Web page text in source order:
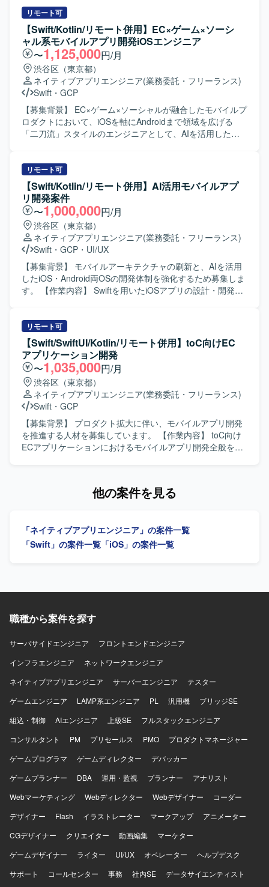
後続工程まで広く関わっていただけます。業務系モバイル
アプリや位置情報・写真登録などの機能を通じて、現場業
務の効率化や安全性向上に貢献できる点が魅力です。今
後、AI開発支援ツールを活用した開発手法の検討にも関与
いただける可能性があります。 【開発環境】
iOS（iPhone）向けアプリケーション開発環境を想定してお
り、Swiftを用いた開発を行います。バックエンドではJava
／Spring Boot、フロントエンドではReact等の技術スタッ
クと連携する想定です。また、AI開発支援ツールの活用を
検討している環境です。
装、テストまで一連の工程をご担当いただきます。また、
開発に関連する各種ドキュメントの作成も実施いただきま
す。 【求める人物像】 モバイルアプリ開発において主体的
に設計から実装、テストまで対応できる方を求めておりま
す。関係者とコミュニケーションを取りながら、品質とユ
ーザビリティを意識した開発ができる方を歓迎いたしま
す。 【ポジションの魅力】 金融系ネットバンキングサービ
スの開発に関わることで、大規模なユーザーを持つサービ
スのモバイルアプリ開発経験を積むことができます。
iOS/Androidいずれかの専門性を活かしつつ、金融ドメイン
の知見も深めていただけます。 【開発環境】 iOS/Android
リモート可
【Swift/Kotlin/リモート併用】EC×ゲーム×ソーシ
ャル系モバイルアプリ開発iOSエンジニア
〜1,125,000円/月
渋谷区（東京都）
ネイティブアプリエンジニア(業務委託・フリーランス)
Swift ・ GCP
【募集背景】 EC×ゲーム×ソーシャルが融合したモバイルプ
ロダクトにおいて、iOSを軸にAndroidまで領域を広げる
「二刀流」スタイルのエンジニアとして、AIを活用した開
QA）に加わり、仕様検討からリリース・効果分析まで一貫
してご担当いただきます。Swiftを用いたiOSアプリの設計・
開発・保守・運用を中心に、SwiftUIによるUI実装やアーキ
テクチャ設計を含めた実装・運用全般を担っていただきま
す。あわせて、Kotlinを用いたAndroidアプリ開発にも関与
し、Jetpack ComposeによるUI実装など、iOS側の知見を活
かした両OSでの開発を行っていただきます。Claudeなどの
AIツールを活用しながら実装計画の策定、コード生成、レ
ビューの効率化を進め、モバイルアーキテクチャの設計や
ドメイン分離による開発並列性向上に向けた刷新を推進し
ていただきます。また、PdM・デザイナーと連携しつつ、
す。 【求める人物像】 プロダクトのミッションやバリュー
に共感し、EC体験の可能性に興味をお持ちの方を求めてい
ます。変化の大きい環境の中でも挑戦を楽しみ、ソフトウ
ェアを軸に大きなチャレンジをしたいと考えている方にマ
ッチします。事業や顧客に近い距離で数値やユーザーの声
を捉えながら、主体的に開発をリードしていける方を歓迎
します。 【ポジションの魅力】 少数精鋭のチームにおい
て、自ら設計したモバイルアーキテクチャの上でプロダク
トが動く手触りを持ちながら開発できる環境です。AI活用
を前提としたiOS・Android両OSの「二刀流」開発プロセス
を自ら設計し、AI時代のモバイル開発の在り方を実践しな
の技術力を大きく高めていただけます。 【開発環境】
Android Architecture ComponentsやMVVMなどのアーキテ
クチャを活用し、XcodeおよびAndroid Studio上で開発を進
よる構成管理、CrashlyticsやCloud Monitoringなどのモニタ
AutifyによるQA自動化、ClaudeやGitHub CopilotなどのAIツ
ール群、GitHub・Slack・Notion・Figmaを組み合わせたモ
ダンな開発環境で、アジャイル開発を実践しています。
リモート可
【Swift/Kotlin/リモート併用】AI活用モバイルアプ
リ開発案件
〜1,000,000円/月
渋谷区（東京都）
ネイティブアプリエンジニア(業務委託・フリーランス)
Swift ・ GCP ・ UI/UX
【募集背景】 モバイルアーキテクチャの刷新と、AIを活用
したiOS・Android両OSの開発体制を強化するため募集しま
す。 【作業内容】 Swiftを用いたiOSアプリの設計・開発・
ード生成・レビューの効率化を行います。要件定義からリ
リース、効果分析まで一貫して担当し、モバイルアーキテ
クチャの設計・刷新も推進します。 【求める人物像】 プロ
ダクトの価値向上に向けて、オーナーシップを持ち挑戦を
続けられる方を求めています。変化の速い環境で、チーム
と連携しながら成果創出に取り組める方に適したポジショ
ンです。 【ポジションの魅力】 モバイルアーキテクチャの
設計や技術選定に深く関与できます。AIを活用したiOS・
Android両OSの開発プロセスを構築し、複雑なEC・ゲー
ム・ソーシャル領域における高難度な技術課題に取り組め
ます。 【開発環境】 Swift、Kotlin、Go、SwiftUI、Jetpack
リモート可
【Swift/SwiftUI/Kotlin/リモート併用】toC向けEC
アプリケーション開発
〜1,035,000円/月
渋谷区（東京都）
ネイティブアプリエンジニア(業務委託・フリーランス)
Swift ・ GCP
【募集背景】 プロダクト拡大に伴い、モバイルアプリ開発
を推進する人材を募集しています。 【作業内容】 toC向け
ECアプリケーションにおけるモバイルアプリ開発全般をご
コード生成、レビュー効率化にも取り組んでいただきま
高いアプリケーション開発に主体的に取り組み、関係者と
連携しながら開発を推進できる方を求めています。 【ポジ
Go、GCP、GitHub Actions、Cloud Build、Terraform、
Gemini、GitHub Copilotを使用します。開発手法はアジャイ
ルです。
他の案件を見る
「ネイティブアプリエンジニア」の案件一覧
「Swift」の案件一覧 「iOS」の案件一覧
職種から案件を探す
サーバサイドエンジニア
フロントエンドエンジニア
インフラエンジニア
ネットワークエンジニア
ネイティブアプリエンジニア
サーバーエンジニア
テスター
ゲームエンジニア
LAMP系エンジニア PL 汎用機
ブリッジSE
組込・制御
AIエンジニア 上級SE
フルスタックエンジニア
コンサルタント
PM プリセールス PMO
プロダクトマネージャー
ゲームプログラマ
ゲームディレクター
デバッカー
ゲームプランナー
DBA 運用・監視 プランナー
アナリスト
Webマーケティング
Webディレクター Webデザイナー
コーダー
デザイナー
Flash イラストレーター マークアップ
アニメーター
CGデザイナー
クリエイター 動画編集
マーケター
ゲームデザイナー
ライター UI/UX オペレーター
ヘルプデスク
サポート
コールセンター 事務 社内SE
データサイエンティスト